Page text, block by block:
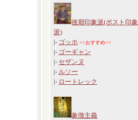
後期印象派(ポスト印象
派)
|- ゴッホ >>おすすめ<<
|- ゴーギャン
|- セザンヌ
|- ルソー
|- ロートレック
象徴主義